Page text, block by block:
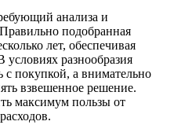
анализа и
подобранная
лет, обеспечивая
разнообразия
покупкой, а внимательно
взвешенное решение.
максимум пользы от